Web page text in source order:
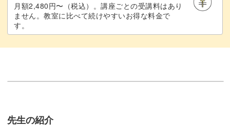
月額2,480円〜（税込）。講座ごとの受講料はあり
ません。教室に比べて続けやすいお得な料金で
す。
先生の紹介